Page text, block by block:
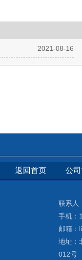
2021-08-16
返回首页 公
联系
手机：
邮箱：
地址：
012号